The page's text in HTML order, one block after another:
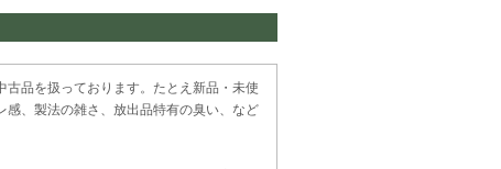
品を扱っております。たとえ新品・未使
、製法の雑さ、放出品特有の臭い、など